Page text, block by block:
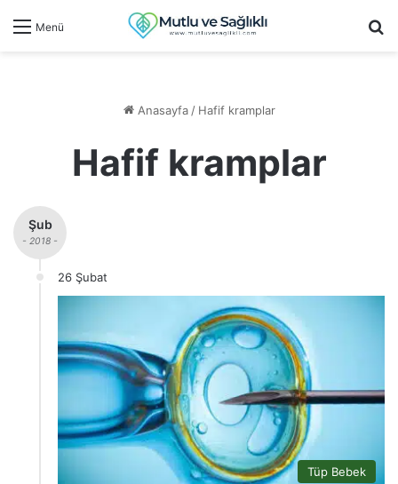
Menü
Anasayfa / Hafif kramplar
Hafif kramplar
Şub
- 2018 -
26 Şubat
Tüp Bebek